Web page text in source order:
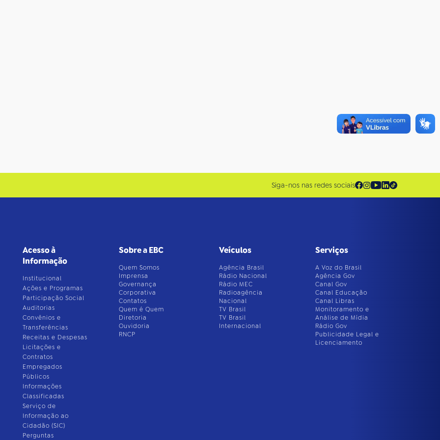
Siga-nos nas redes sociais
Acesso à
Informação
Institucional
Ações e Programas
Participação Social
Auditorias
Convênios e
Transferências
Receitas e Despesas
Licitações e
Contratos
Empregados
Públicos
Informações
Classificadas
Serviço de
Informação ao
Cidadão (SIC)
Perguntas
Sobre a EBC
Quem Somos
Imprensa
Governança
Corporativa
Contatos
Quem é Quem
Diretoria
Ouvidoria
RNCP
Veículos
Agência Brasil
Rádio Nacional
Rádio MEC
Radioagência
Nacional
TV Brasil
TV Brasil
Internacional
Serviços
A Voz do Brasil
Agência Gov
Canal Gov
Canal Educação
Canal Libras
Monitoramento e
Análise de Mídia
Rádio Gov
Publicidade Legal e
Licenciamento